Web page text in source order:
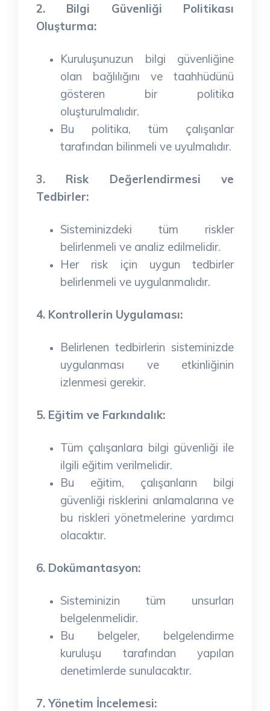
2. Bilgi Güvenliği Politikası
Oluşturma:
Kuruluşunuzun bilgi güvenliğine
olan bağlılığını ve taahhüdünü
gösteren bir politika
oluşturulmalıdır.
Bu politika, tüm çalışanlar
tarafından bilinmeli ve uyulmalıdır.
3. Risk Değerlendirmesi ve
Tedbirler:
Sisteminizdeki tüm riskler
belirlenmeli ve analiz edilmelidir.
Her risk için uygun tedbirler
belirlenmeli ve uygulanmalıdır.
4. Kontrollerin Uygulaması:
Belirlenen tedbirlerin sisteminizde
uygulanması ve etkinliğinin
izlenmesi gerekir.
5. Eğitim ve Farkındalık:
Tüm çalışanlara bilgi güvenliği ile
ilgili eğitim verilmelidir.
Bu eğitim, çalışanların bilgi
güvenliği risklerini anlamalarına ve
bu riskleri yönetmelerine yardımcı
olacaktır.
6. Dokümantasyon:
Sisteminizin tüm unsurları
belgelenmelidir.
Bu belgeler, belgelendirme
kuruluşu tarafından yapılan
denetimlerde sunulacaktır.
7. Yönetim İncelemesi: